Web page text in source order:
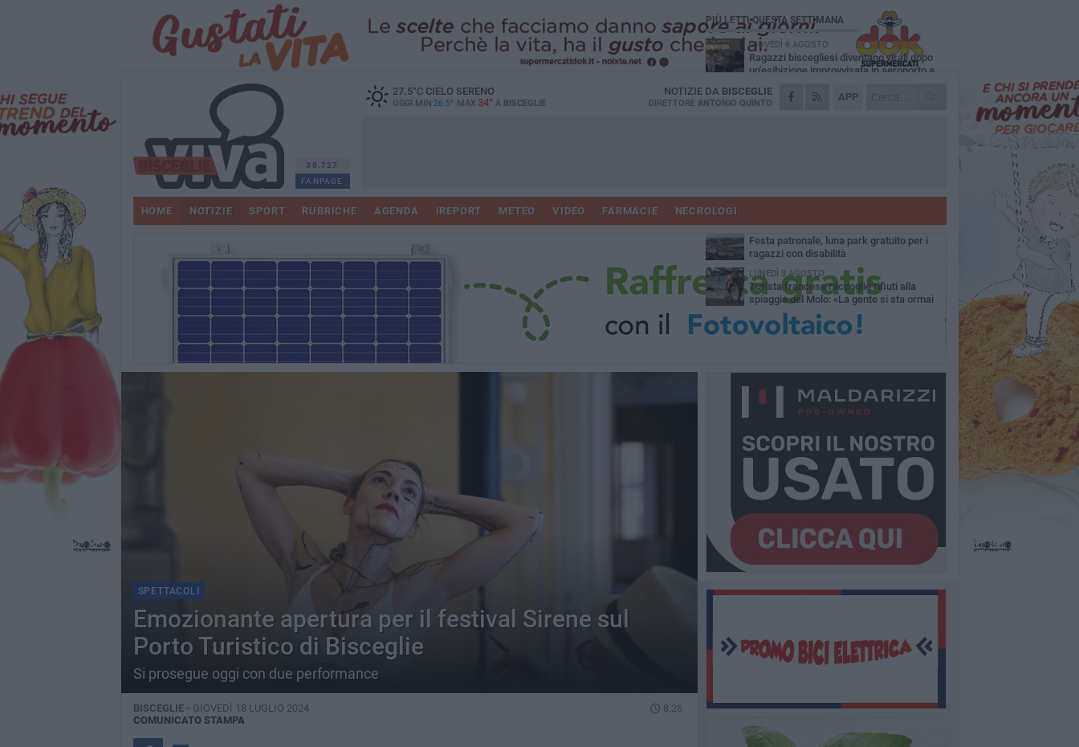
30.727
FANPAGE
27.5°CCIELO SERENO
OGGI MIN 26.5° MAX 34° A BISCEGLIE
APP
NOTIZIE DA BISCEGLIE
DIRETTORE ANTONIO QUINTO
HOME NOTIZIE SPORT RUBRICHE AGENDA IREPORT METEO VIDEO FARMACIE NECROLOGI
SPETTACOLI
Emozionante apertura per il festival Sirene sul
Porto Turistico di Bisceglie
Si prosegue oggi con due performance
BISCEGLIE - GIOVEDÌ 18 LUGLIO 2024
8.26
COMUNICATO STAMPA
PIÙ LETTI QUESTA SETTIMANA
GIOVEDÌ 6 AGOSTO
Ragazzi biscegliesi diventano virali dopo
un'esibizione improvvisata in aeroporto a
MARTEDÌ 4 AGOSTO
Emergenza caldo, il Comune di Bisceglie
Due auto incendiate nella notte in via Dieta
MERCOLEDÌ 5 AGOSTO
Festa patronale, luna park gratuito per i
ragazzi con disabilità
LUNEDÌ 3 AGOSTO
Turista francese raccoglie rifiuti alla
spiaggia del Molo: «La gente si sta ormai